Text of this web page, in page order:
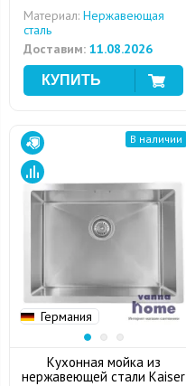
Материал: Нержавеющая
сталь
Доставим: 11.08.2026
Германия
В наличии
Кухонная мойка из
нержавеющей стали Kaiser